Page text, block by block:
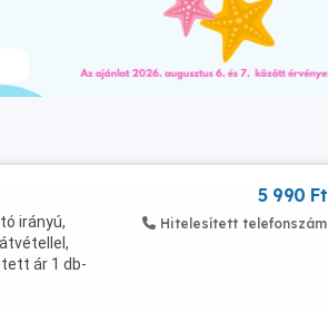
irányú,
ár 1 db-
5 990 Ft
Hitelesített telefonszám